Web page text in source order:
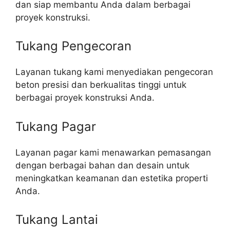
dan siap membantu Anda dalam berbagai
proyek konstruksi.
Tukang Pengecoran
Layanan tukang kami menyediakan pengecoran
beton presisi dan berkualitas tinggi untuk
berbagai proyek konstruksi Anda.
Tukang Pagar
Layanan pagar kami menawarkan pemasangan
dengan berbagai bahan dan desain untuk
meningkatkan keamanan dan estetika properti
Anda.
Tukang Lantai